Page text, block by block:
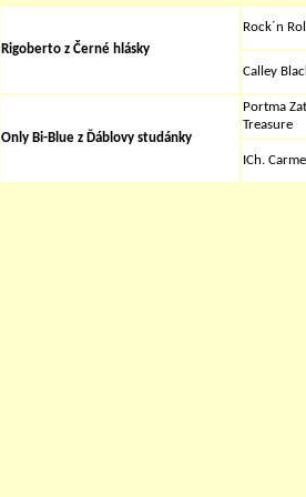
Rigoberto z Černé hlásky
Rock´n
Calley
Only Bi-Blue z Ďáblovy studánky
Portma
Treasure
ICh.